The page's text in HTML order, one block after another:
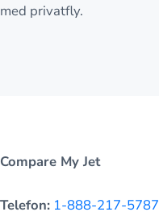
med privatfly.
Compare My Jet
Telefon: 1-888-217-5787